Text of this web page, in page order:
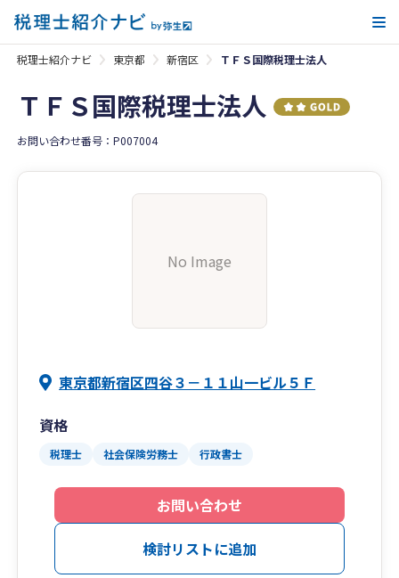
税理士紹介ナビ 東京都 新宿区 ＴＦＳ国際税理士法人
ＴＦＳ国際税理士法人
お問い合わせ番号：P007004
No Image
東京都新宿区四谷３－１１山一ビル５Ｆ
資格
税理士 社会保険労務士 行政書士
お問い合わせ
検討リストに追加